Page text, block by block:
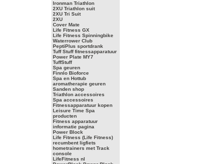
Ironman Triathlon
2XU Triathlon suit
2XU Tri Suit
2XU
Cover Mate
Life Fitness GX
Life Fitness Spinningbike
Waterrower Club
PeptiPlus sportdrank
Tuff Stuff fitnessapparatuur
Power Plate MY7
TuffStuff
Spa geuren
Finnlo Bioforce
Spa en Hottub
aromatherapie geuren
Sanden shop
Triathlon accessoires
Spa accessoires
Fitnessapparatuur kopen
Leisure Time Spa
producten
Fitness apparatuur
informatie pagina
Power Block
Life Fitness (Life Fitness)
recumbent ligfiets
hometrainers met Track
console
LifeFitness nl